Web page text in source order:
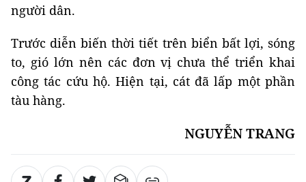
người dân.
Trước diễn biến thời tiết trên biển bất lợi, sóng
to, gió lớn nên các đơn vị chưa thể triển khai
công tác cứu hộ. Hiện tại, cát đã lấp một phần
tàu hàng.
NGUYỄN TRANG